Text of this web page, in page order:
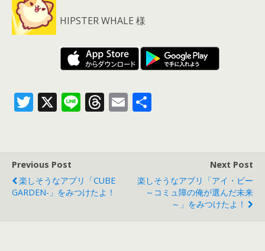
HIPSTER WHALE 様
T
w
er
X Li
n
T
h
d
s
E
m
Previous Post
楽しそうなアプリ「CUBE
GARDEN-」をみつけたよ！
Next Post
楽しそうなアプリ「アイ・ビー
～コミュ障の俺が選んだ未来
～」をみつけたよ！